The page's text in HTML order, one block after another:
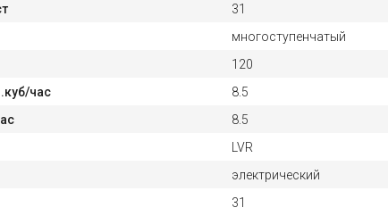
31
многоступенчатый
120
час
8.5
8.5
LVR
электрический
31